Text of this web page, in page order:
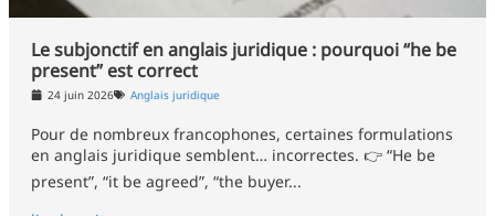
Le subjonctif en anglais juridique : pourquoi “he be
present” est correct
24 juin 2026 Anglais juridique
Pour de nombreux francophones, certaines formulations
en anglais juridique semblent… incorrectes. 👉 “He be
present”, “it be agreed”, “the buyer...